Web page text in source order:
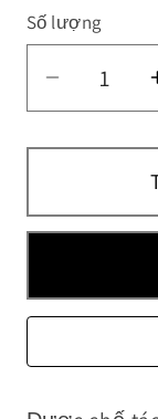
Số lượng
Số lượng
Giảm